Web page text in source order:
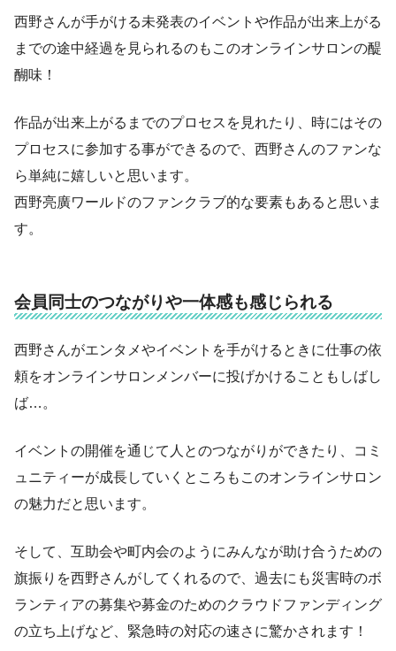
西野さんが手がける未発表のイベントや作品が出来上がる
までの途中経過を見られるのもこのオンラインサロンの醍
醐味！
作品が出来上がるまでのプロセスを見れたり、時にはその
プロセスに参加する事ができるので、西野さんのファンな
ら単純に嬉しいと思います。
西野亮廣ワールドのファンクラブ的な要素もあると思いま
す。
会員同士のつながりや一体感も感じられる
西野さんがエンタメやイベントを手がけるときに仕事の依
頼をオンラインサロンメンバーに投げかけることもしばし
ば…。
イベントの開催を通じて人とのつながりができたり、コミ
ュニティーが成長していくところもこのオンラインサロン
の魅力だと思います。
そして、互助会や町内会のようにみんなが助け合うための
旗振りを西野さんがしてくれるので、過去にも災害時のボ
ランティアの募集や募金のためのクラウドファンディング
の立ち上げなど、緊急時の対応の速さに驚かされます！